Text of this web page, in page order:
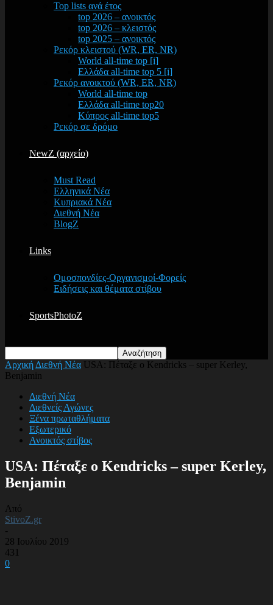
Top lists ανά έτος
top 2026 – ανοικτός
top 2026 – κλειστός
top 2025 – ανοικτός
Ρεκόρ κλειστού (WR, ER, NR)
World all-time top [i]
Ελλάδα all-time top 5 [i]
Ρεκόρ ανοικτού (WR, ER, NR)
World all-time top
Ελλάδα all-time top20
Κύπρος all-time top5
Ρεκόρ σε δρόμο
NewZ (αρχείο)
Must Read
Ελληνικά Νέα
Κυπριακά Νέα
Διεθνή Νέα
BlogZ
Links
Ομοσπονδίες-Οργανισμοί-Φορείς
Ειδήσεις και θέματα στίβου
SportsPhotoZ
Αρχική Διεθνή Νέα USA: Πέταξε ο Kendricks – super Kerley,
Benjamin
Διεθνή Νέα
Διεθνείς Αγώνες
Ξένα πρωταθλήματα
Εξωτερικό
Ανοικτός στίβος
USA: Πέταξε ο Kendricks – super Kerley,
Benjamin
Από
StivoZ.gr
-
28 Ιουλίου 2019
431
0